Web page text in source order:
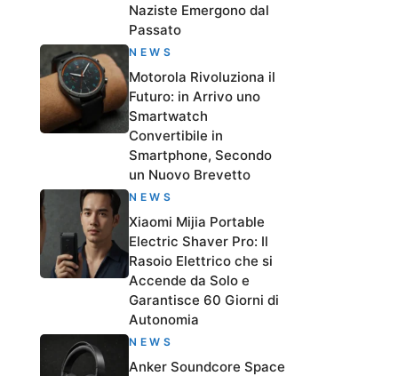
Naziste Emergono dal
Passato
NEWS
Motorola Rivoluziona il
Futuro: in Arrivo uno
Smartwatch
Convertibile in
Smartphone, Secondo
un Nuovo Brevetto
NEWS
Xiaomi Mijia Portable
Electric Shaver Pro: Il
Rasoio Elettrico che si
Accende da Solo e
Garantisce 60 Giorni di
Autonomia
NEWS
Anker Soundcore Space